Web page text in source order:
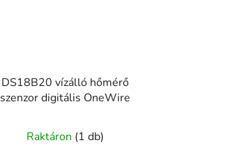
DS18B20 vízálló hőmérő
szenzor digitális OneWire
Raktáron (1 db)